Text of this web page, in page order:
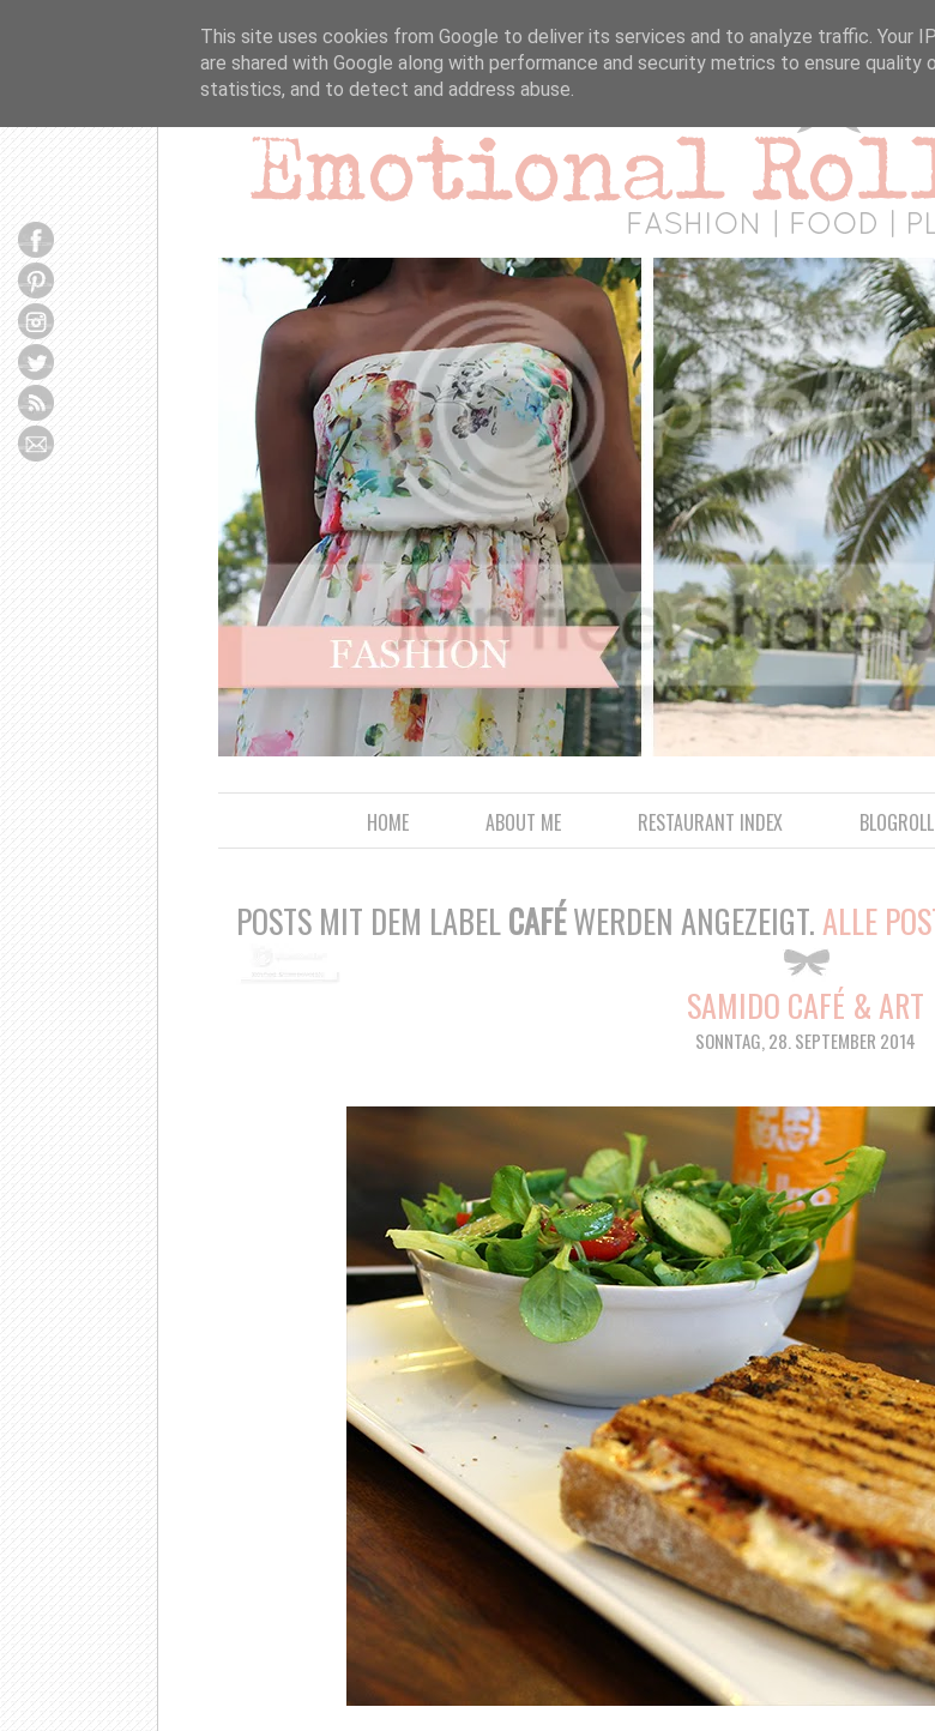
HOME ABOUT ME RESTAURANT INDEX BLOGROLL
POSTS MIT DEM LABELCAFÉWERDEN ANGEZEIGT.ALLE
SAMIDO CAFÉ & ART
SONNTAG, 28. SEPTEMBER 2014
This site uses cookies from Google to deliver its services and to analyze traffic. Your
are shared with Google along with performance and security metrics to ensure quality
statistics, and to detect and address abuse.